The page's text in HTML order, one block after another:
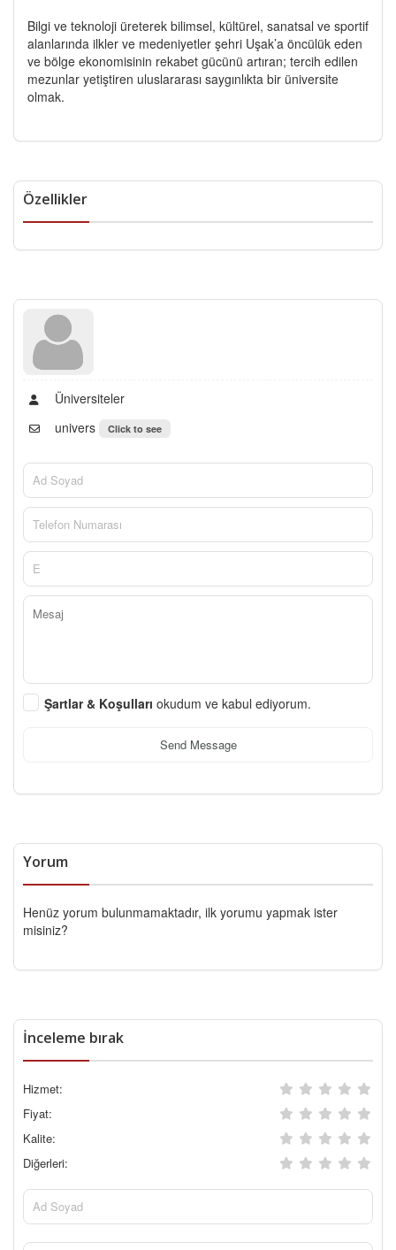
Bilgi ve teknoloji üreterek bilimsel, kültürel, sanatsal ve sportif
alanlarında ilkler ve medeniyetler şehri Uşak’a öncülük eden
ve bölge ekonomisinin rekabet gücünü artıran; tercih edilen
mezunlar yetiştiren uluslararası saygınlıkta bir üniversite
olmak.
Özellikler
Üniversiteler
univers
Click to see
Şartlar & Koşulları okudum ve kabul ediyorum.
Send Message
Yorum
Henüz yorum bulunmamaktadır, ilk yorumu yapmak ister
misiniz?
İnceleme bırak
Hizmet:
Fiyat:
Kalite:
Diğerleri: